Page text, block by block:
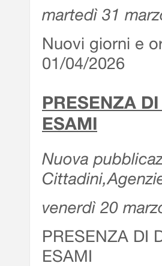
martedì 31
Nuovi giorni e
01/04/2026
PRESENZA
ESAMI
Nuova
venerdì 20
PRESENZA DI
ESAMI